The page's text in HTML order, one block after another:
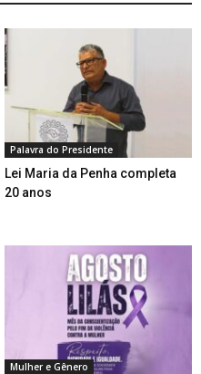
Palavra do Presidente
Lei Maria da Penha completa
20 anos
Mulher e Gênero